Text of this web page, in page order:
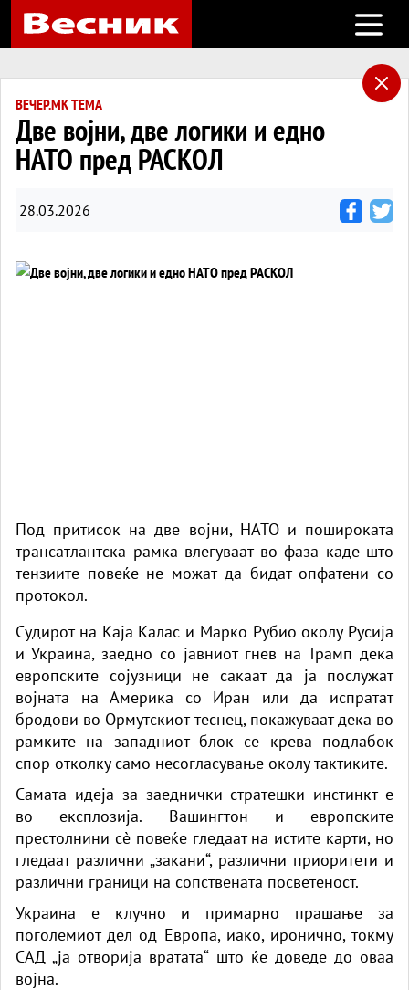
Open
ВЕЧЕР.МК ТЕМА
Две војни, две логики и едно
НАТО пред РАСКОЛ
28.03.2026
Под притисок на две војни, НАТО и пошироката
трансатлантска рамка влегуваат во фаза каде што
тензиите повеќе не можат да бидат опфатени со
протокол.
Судирот на Каја Калас и Марко Рубио околу Русија
и Украина, заедно со јавниот гнев на Трамп дека
европските сојузници не сакаат да ја послужат
војната на Америка со Иран или да испратат
бродови во Ормутскиот теснец, покажуваат дека во
рамките на западниот блок се крева подлабок
спор отколку само несогласување околу тактиките.
Самата идеја за заеднички стратешки инстинкт е
во експлозија. Вашингтон и европските
престолнини сè повеќе гледаат на истите карти, но
гледаат различни „закани“, различни приоритети и
различни граници на сопствената посветеност.
Украина е клучно и примарно прашање за
поголемиот дел од Европа, иако, иронично, токму
САД „ја отворија вратата“ што ќе доведе до оваа
војна.